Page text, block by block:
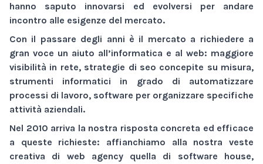
hanno saputo innovarsi ed evolversi per andare
incontro alle esigenze del mercato.
Con il passare degli anni è il mercato a richiedere a
gran voce un aiuto all’informatica e al web: maggiore
visibilità in rete, strategie di seo concepite su misura,
strumenti informatici in grado di automatizzare
processi di lavoro, software per organizzare specifiche
attività aziendali.
Nel 2010 arriva la nostra risposta concreta ed efficace
a queste richieste: affianchiamo alla nostra veste
creativa di web agencyquella di software house,